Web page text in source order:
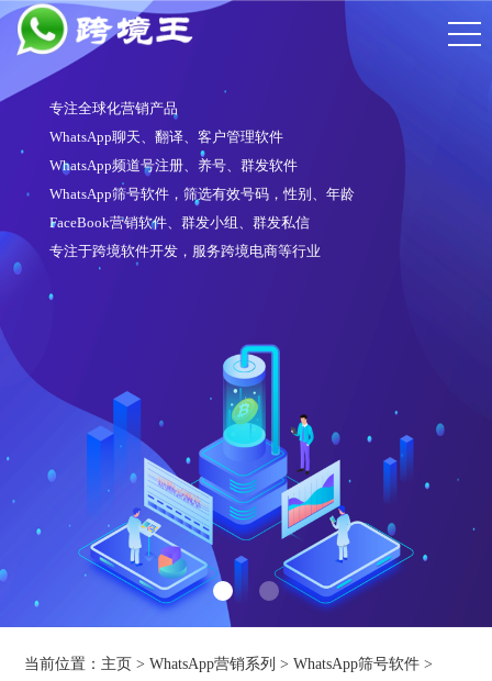
专注全球化营销产品
WhatsApp聊天、翻译、客户管理软件
WhatsApp频道号注册、养号、群发软件
WhatsApp筛号软件，筛选有效号码，性别、年龄
FaceBook营销软件、群发小组、群发私信
专注于跨境软件开发，服务跨境电商等行业
当前位置： 主页 >WhatsApp营销系列 >WhatsApp筛号软件 >